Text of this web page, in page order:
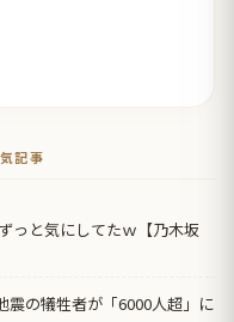
記事
っと気にしてたｗ【乃木坂
震の犠牲者が「6000人超」に